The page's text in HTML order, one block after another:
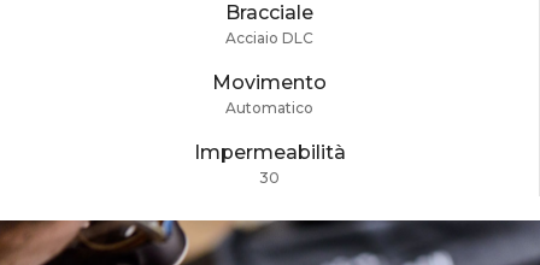
Bracciale
Acciaio DLC
Movimento
Automatico
Impermeabilità
30